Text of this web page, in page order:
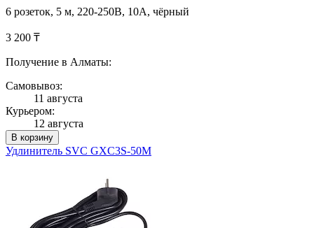
6 розеток, 5 м, 220-250В, 10A, чёрный
3 200 ₸
Получение в Алматы:
Самовывоз:
11 августа
Курьером:
12 августа
В корзину
Удлинитель SVC GXC3S-50M